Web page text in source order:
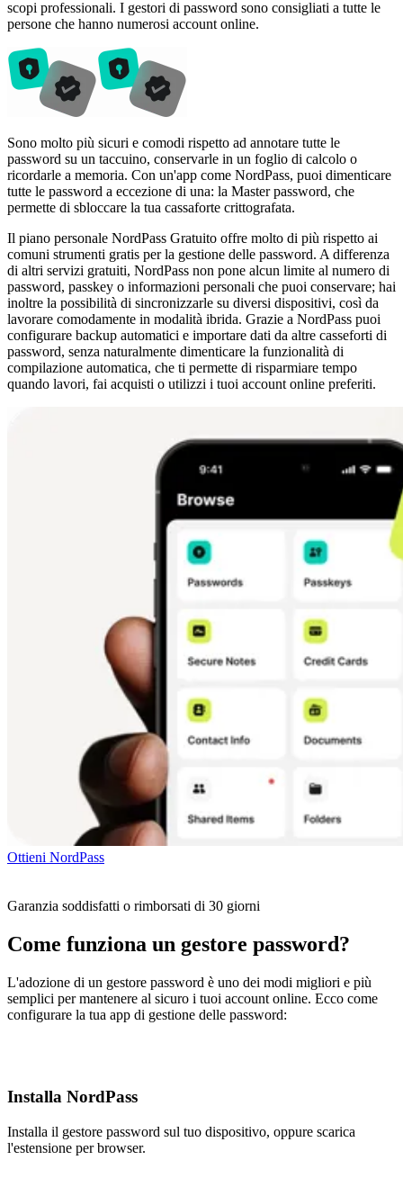
scopi professionali. I gestori di password sono consigliati a tutte le
persone che hanno numerosi account online.
Sono molto più sicuri e comodi rispetto ad annotare tutte le
password su un taccuino, conservarle in un foglio di calcolo o
ricordarle a memoria. Con un'app come NordPass, puoi dimenticare
tutte le password a eccezione di una: la Master password, che
permette di sbloccare la tua cassaforte crittografata.
Il piano personale NordPass Gratuito offre molto di più rispetto ai
comuni strumenti gratis per la gestione delle password. A differenza
di altri servizi gratuiti, NordPass non pone alcun limite al numero di
password, passkey o informazioni personali che puoi conservare; hai
inoltre la possibilità di sincronizzarle su diversi dispositivi, così da
lavorare comodamente in modalità ibrida. Grazie a NordPass puoi
configurare backup automatici e importare dati da altre casseforti di
password, senza naturalmente dimenticare la funzionalità di
compilazione automatica, che ti permette di risparmiare tempo
quando lavori, fai acquisti o utilizzi i tuoi account online preferiti.
Ottieni NordPass
Garanzia soddisfatti o rimborsati di 30 giorni
Come funziona un gestore password?
L'adozione di un gestore password è uno dei modi migliori e più
semplici per mantenere al sicuro i tuoi account online. Ecco come
configurare la tua app di gestione delle password:
Installa NordPass
Installa il gestore password sul tuo dispositivo, oppure scarica
l'estensione per browser.